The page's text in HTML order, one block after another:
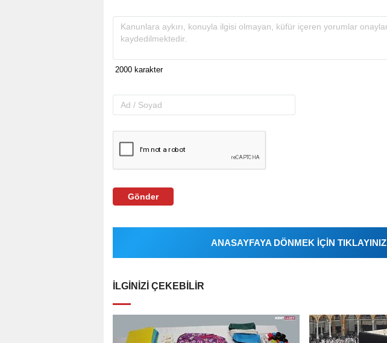
Gönder
ANASAYFAYA DÖNMEK İÇİN TIKLAYINIZ
İLGINIZI ÇEKEBILIR